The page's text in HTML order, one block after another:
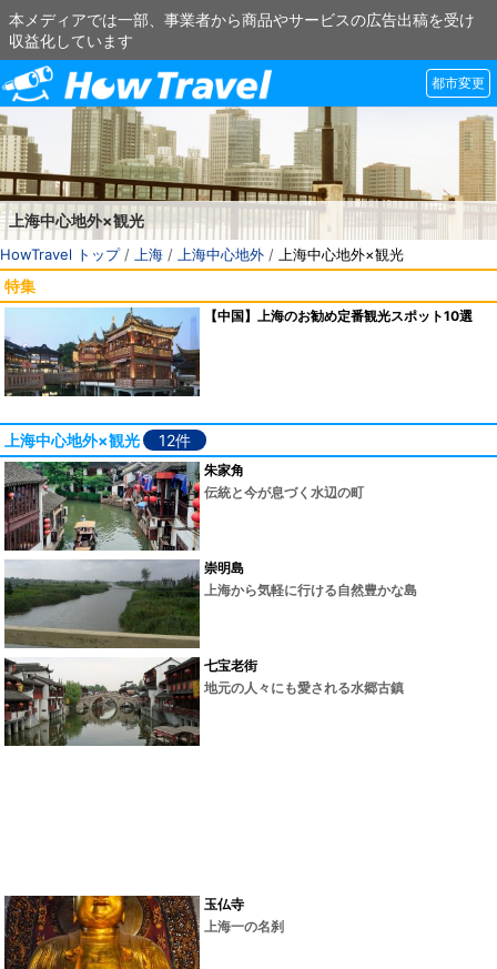
本メディアでは一部、事業者から商品やサービスの広告出稿を受け
収益化しています
都市変更
上海中心地外×観光
HowTravel トップ/ 上海 / 上海中心地外 / 上海中心地外×観光
特集
【中国】上海のお勧め定番観光スポット10選
上海中心地外×観光 12件
朱家角
伝統と今が息づく水辺の町
崇明島
上海から気軽に行ける自然豊かな島
七宝老街
地元の人々にも愛される水郷古鎮
玉仏寺
上海一の名刹